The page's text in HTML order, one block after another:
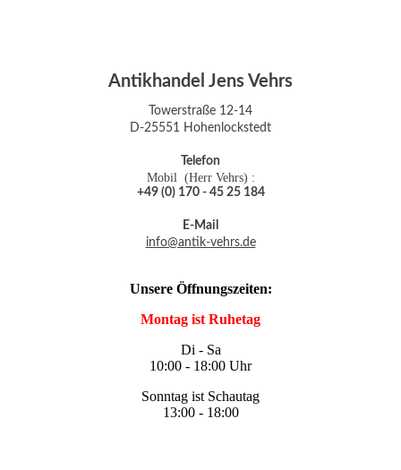
Antikhandel Jens Vehrs
Towerstraße 12-14
D-25551 Hohenlockstedt
Telefon
Mobil (Herr Vehrs) :
+49 (0) 170 - 45 25 184
E-Mail
info@antik-vehrs.de
Unsere Öffnungszeiten:
Montag ist Ruhetag
Di - Sa
10:00 - 18:00 Uhr
Sonntag ist Schautag
13:00 - 18:00